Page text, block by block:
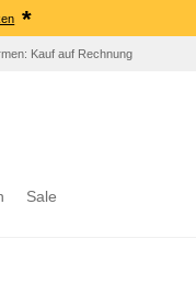
*
Kauf auf Rechnung
Sale